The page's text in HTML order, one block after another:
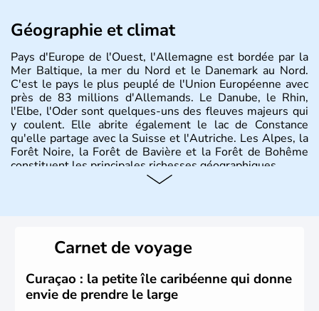
Géographie et climat
Pays d'Europe de l'Ouest, l'Allemagne est bordée par la
Mer Baltique, la mer du Nord et le Danemark au Nord.
C'est le pays le plus peuplé de l'Union Européenne avec
près de 83 millions d'Allemands. Le Danube, le Rhin,
l'Elbe, l'Oder sont quelques-uns des fleuves majeurs qui
y coulent. Elle abrite également le lac de Constance
qu'elle partage avec la Suisse et l'Autriche. Les Alpes, la
Forêt Noire, la Forêt de Bavière et la Forêt de Bohême
constituent les principales richesses géographiques.
lesquelles bénéficient d'une grande autonomie. Le pays
peut se targuer de grands noms qu'il a vu naître dans tous
les domaines, des arts à la politique en passant par la
philosophie. Hertz, Gutenberg, Heidegger, Thomas Mann,
Herman Hesse ou bien Hegel en font partie.
Carnet de voyage
Curaçao : la petite île caribéenne qui donne
envie de prendre le large